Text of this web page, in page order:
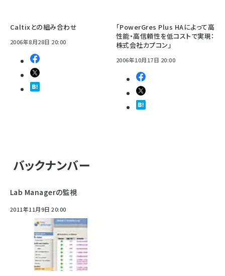
Caltixとの組み合わせ
2006年8月28日 20:00
「PowerGres Plus HAによって高
性能・高信頼性を低コストで実現：
株式会社カプコン」
2006年10月17日 20:00
バックナンバー
Lab Managerの監視
2011年11月9日 20:00